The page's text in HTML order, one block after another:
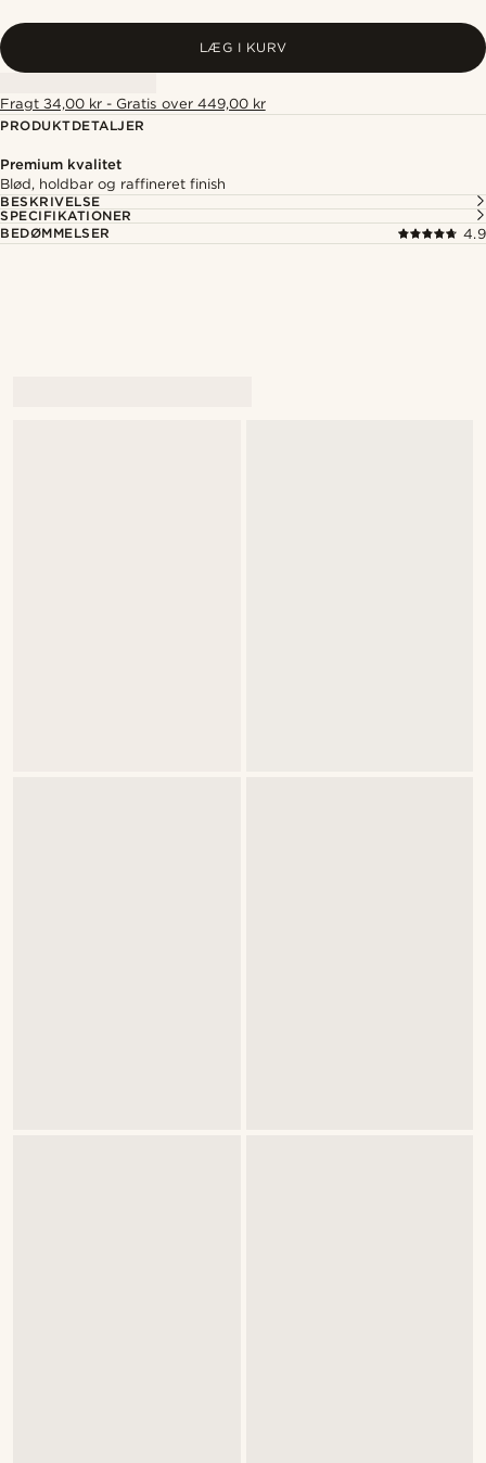
LÆG I KURV
Fragt 34,00 kr - Gratis over 449,00 kr
PRODUKTDETALJER
Premium kvalitet
Blød, holdbar og raffineret finish
BESKRIVELSE
SPECIFIKATIONER
BEDØMMELSER
4.9